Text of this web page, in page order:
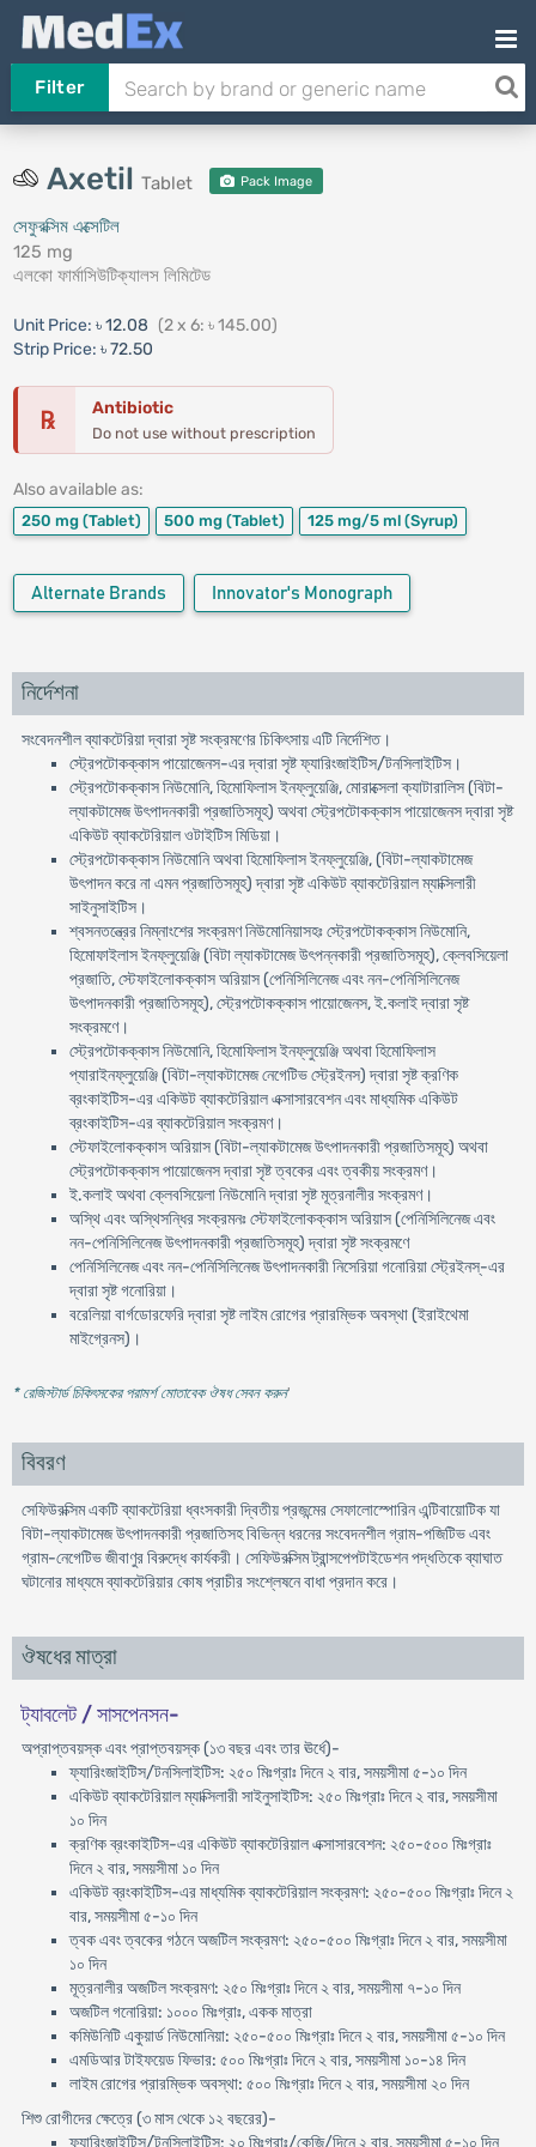
Filter
Axetil Tablet Pack Image
সেফুরক্সিম এক্সেটিল
125 mg
এলকো ফার্মাসিউটিক্যালস লিমিটেড
Unit Price: ৳ 12.08 (2 x 6: ৳ 145.00)
Strip Price: ৳ 72.50
℞ Antibiotic
Do not use without prescription
Also available as:
250 mg (Tablet) 500 mg (Tablet) 125 mg/5 ml (Syrup)
Alternate Brands Innovator's Monograph
নির্দেশনা
সংবেদনশীল ব্যাকটেরিয়া দ্বারা সৃষ্ট সংক্রমণের চিকিৎসায় এটি নির্দেশিত।
স্ট্রেপটোকক্কাস পায়োজেনস-এর দ্বারা সৃষ্ট ফ্যারিংজাইটিস/টনসিলাইটিস।
স্ট্রেপটোকক্কাস নিউমোনি, হিমোফিলাস ইনফ্লুয়েঞ্জি, মোরাক্সেলা ক্যাটারালিস (বিটা-
ল্যাকটামেজ উৎপাদনকারী প্রজাতিসমূহ) অথবা স্ট্রেপটোকক্কাস পায়োজেনস দ্বারা সৃষ্ট
একিউট ব্যাকটেরিয়াল ওটাইটিস মিডিয়া।
স্ট্রেপটোকক্কাস নিউমোনি অথবা হিমোফিলাস ইনফ্লুয়েঞ্জি, (বিটা-ল্যাকটামেজ
উৎপাদন করে না এমন প্রজাতিসমূহ) দ্বারা সৃষ্ট একিউট ব্যাকটেরিয়াল ম্যাক্সিলারী
সাইনুসাইটিস।
শ্বসনতন্ত্রের নিম্নাংশের সংক্রমণ নিউমোনিয়াসহঃ স্ট্রেপটোকক্কাস নিউমোনি,
হিমোফাইলাস ইনফ্লুয়েঞ্জি (বিটা ল্যাকটামেজ উৎপন্নকারী প্রজাতিসমূহ), ক্লেবসিয়েলা
প্রজাতি, স্টেফাইলোকক্কাস অরিয়াস (পেনিসিলিনেজ এবং নন-পেনিসিলিনেজ
উৎপাদনকারী প্রজাতিসমূহ), স্ট্রেপটোকক্কাস পায়োজেনস, ই.কলাই দ্বারা সৃষ্ট
সংক্রমণে।
স্ট্রেপটোকক্কাস নিউমোনি, হিমোফিলাস ইনফ্লুয়েঞ্জি অথবা হিমোফিলাস
প্যারাইনফ্লুয়েঞ্জি (বিটা-ল্যাকটামেজ নেগেটিভ স্ট্রেইনস) দ্বারা সৃষ্ট ক্রণিক
ব্রংকাইটিস-এর একিউট ব্যাকটেরিয়াল এক্সাসারবেশন এবং মাধ্যমিক একিউট
ব্রংকাইটিস-এর ব্যাকটেরিয়াল সংক্রমণ।
স্টেফাইলোকক্কাস অরিয়াস (বিটা-ল্যাকটামেজ উৎপাদনকারী প্রজাতিসমূহ) অথবা
স্ট্রেপটোকক্কাস পায়োজেনস দ্বারা সৃষ্ট ত্বকের এবং ত্বকীয় সংক্রমণ।
ই.কলাই অথবা ক্লেবসিয়েলা নিউমোনি দ্বারা সৃষ্ট মূত্রনালীর সংক্রমণ।
অস্থি এবং অস্থিসন্ধির সংক্রমনঃ স্টেফাইলোকক্কাস অরিয়াস (পেনিসিলিনেজ এবং
নন-পেনিসিলিনেজ উৎপাদনকারী প্রজাতিসমূহ) দ্বারা সৃষ্ট সংক্রমণে
পেনিসিলিনেজ এবং নন-পেনিসিলিনেজ উৎপাদনকারী নিসেরিয়া গনোরিয়া স্ট্রেইনস্-এর
দ্বারা সৃষ্ট গনোরিয়া।
বরেলিয়া বার্গডোরফেরি দ্বারা সৃষ্ট লাইম রোগের প্রারম্ভিক অবস্থা (ইরাইথেমা
মাইগ্রেনস)।
* রেজিস্টার্ড চিকিৎসকের পরামর্শ মোতাবেক ঔষধ সেবন করুন'
বিবরণ
সেফিউরক্সিম একটি ব্যাকটেরিয়া ধ্বংসকারী দ্বিতীয় প্রজন্মের সেফালোস্পোরিন এন্টিবায়োটিক যা
বিটা-ল্যাকটামেজ উৎপাদনকারী প্রজাতিসহ বিভিন্ন ধরনের সংবেদনশীল গ্রাম-পজিটিভ এবং
গ্রাম-নেগেটিভ জীবাণুর বিরুদ্ধে কার্যকরী। সেফিউরক্সিম ট্রান্সপেপটাইডেশন পদ্ধতিকে ব্যাঘাত
ঘটানোর মাধ্যমে ব্যাকটেরিয়ার কোষ প্রাচীর সংশ্লেষনে বাধা প্রদান করে।
ঔষধের মাত্রা
ট্যাবলেট / সাসপেনসন-
অপ্রাপ্তবয়স্ক এবং প্রাপ্তবয়স্ক (১৩ বছর এবং তার ঊর্ধে)-
ফ্যারিংজাইটিস/টনসিলাইটিস: ২৫০ মিঃগ্রাঃ দিনে ২ বার, সময়সীমা ৫-১০ দিন
একিউট ব্যাকটেরিয়াল ম্যাক্সিলারী সাইনুসাইটিস: ২৫০ মিঃগ্রাঃ দিনে ২ বার, সময়সীমা
১০ দিন
ক্রণিক ব্রংকাইটিস-এর একিউট ব্যাকটেরিয়াল এক্সাসারবেশন: ২৫০-৫০০ মিঃগ্রাঃ
দিনে ২ বার, সময়সীমা ১০ দিন
একিউট ব্রংকাইটিস-এর মাধ্যমিক ব্যাকটেরিয়াল সংক্রমণ: ২৫০-৫০০ মিঃগ্রাঃ দিনে ২
বার, সময়সীমা ৫-১০ দিন
ত্বক এবং ত্বকের গঠনে অজটিল সংক্রমণ: ২৫০-৫০০ মিঃগ্রাঃ দিনে ২ বার, সময়সীমা
১০ দিন
মূত্রনালীর অজটিল সংক্রমণ: ২৫০ মিঃগ্রাঃ দিনে ২ বার, সময়সীমা ৭-১০ দিন
অজটিল গনোরিয়া: ১০০০ মিঃগ্রাঃ, একক মাত্রা
কমিউনিটি একুয়ার্ড নিউমোনিয়া: ২৫০-৫০০ মিঃগ্রাঃ দিনে ২ বার, সময়সীমা ৫-১০ দিন
এমডিআর টাইফয়েড ফিভার: ৫০০ মিঃগ্রাঃ দিনে ২ বার, সময়সীমা ১০-১৪ দিন
লাইম রোগের প্রারম্ভিক অবস্থা: ৫০০ মিঃগ্রাঃ দিনে ২ বার, সময়সীমা ২০ দিন
শিশু রোগীদের ক্ষেত্রে (৩ মাস থেকে ১২ বছরের)-
ফ্যারিংজাইটিস/টনসিলাইটিস: ২০ মিঃগ্রাঃ/কেজি/দিনে ২ বার, সময়সীমা ৫-১০ দিন